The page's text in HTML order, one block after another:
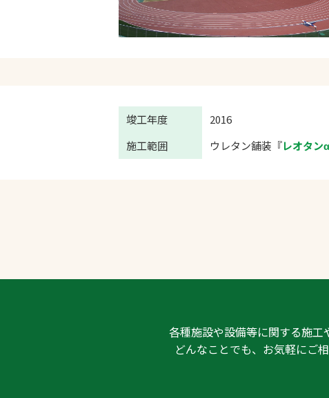
竣工年度
2016
施工範囲
ウレタン舗装『レオタン
各種施設や設備等に関する施工
どんなことでも、お気軽にご